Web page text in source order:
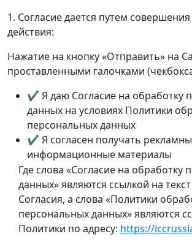
1. Согласие дается путем
действия:
Нажатие на кнопку «Отправить» на
проставленными галочками
✔️ Я даю Согласие на обработку
данных на условиях Политики
персональных данных
✔️ Я согласен получать
информационные материалы
Где слова «Согласие на обработку
данных» являются ссылкой на
Согласия, а слова «Политики
персональных данных» являются
Политики по адресу: https://